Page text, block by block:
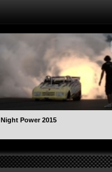
Night Power 2015